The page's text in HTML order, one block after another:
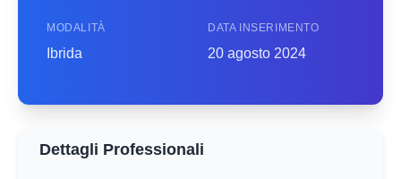
MODALITÀ
Ibrida
DATA INSERIMENTO
20 agosto 2024
Dettagli Professionali